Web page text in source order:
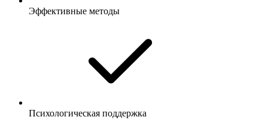
Эффективные методы
Психологическая поддержка